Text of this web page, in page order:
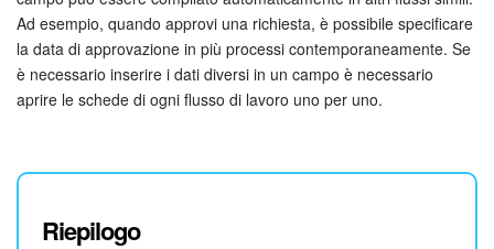
Ad esempio, quando approvi una richiesta, è possibile specificare
la data di approvazione in più processi contemporaneamente. Se
è necessario inserire i dati diversi in un campo è necessario
aprire le schede di ogni flusso di lavoro uno per uno.
Riepilogo